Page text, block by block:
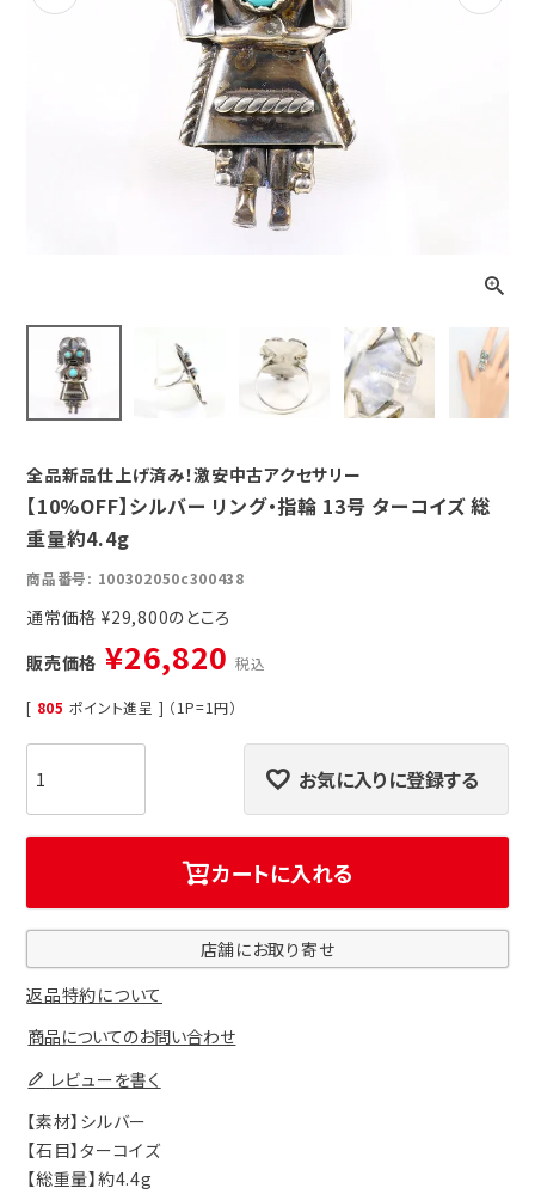
Previous Next
全品新品仕上げ済み！激安中古アクセサリー
【10%OFF】シルバー リング・指輪 13号 ターコイズ 総
重量約4.4g
商品番号 100302050c300438
通常価格 ¥29,800
販売価格 ¥26,820 税込
[ 805 ポイント進呈 ] （1P=1円）
お気に入りに登録する
カートに入れる
店舗にお取り寄せ
返品特約について
商品についてのお問い合わせ
レビューを書く
【素材】シルバー
【石目】ターコイズ
【総重量】約4.4g